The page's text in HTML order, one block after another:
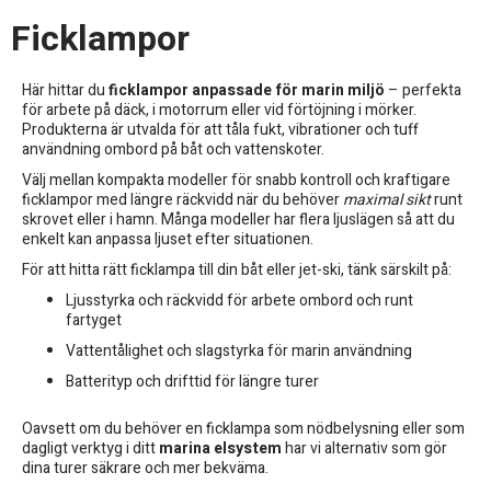
Ficklampor
Här hittar duficklampor anpassade för marin miljö – perfekta
för arbete på däck, i motorrum eller vid förtöjning i mörker.
Produkterna är utvalda för att tåla fukt, vibrationer och tuff
användning ombord på båt och vattenskoter.
Välj mellan kompakta modeller för snabb kontroll och kraftigare
ficklampor med längre räckvidd när du behövermaximal siktrunt
skrovet eller i hamn. Många modeller har flera ljuslägen så att du
enkelt kan anpassa ljuset efter situationen.
För att hitta rätt ficklampa till din båt eller jet-ski, tänk särskilt på:
Ljusstyrka och räckvidd för arbete ombord och runt
fartyget
Vattentålighet och slagstyrka för marin användning
Batterityp och drifttid för längre turer
Oavsett om du behöver en ficklampa som nödbelysning eller som
dagligt verktyg i dittmarina elsystemhar vi alternativ som gör
dina turer säkrare och mer bekväma.